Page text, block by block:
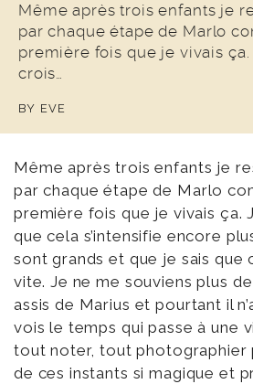
VOYAGE
COUP DE COEUR
Même après trois enfants je
par chaque étape de Marlo
première fois que je vivais
crois…
BY EVE
Même après trois enfants je
par chaque étape de Marlo
première fois que je vivais ça.
que cela s’intensifie encore
sont grands et que je sais que
vite. Je ne me souviens plus
assis de Marius et pourtant il
vois le temps qui passe à une
tout noter, tout photographier
de ces instants si magique et